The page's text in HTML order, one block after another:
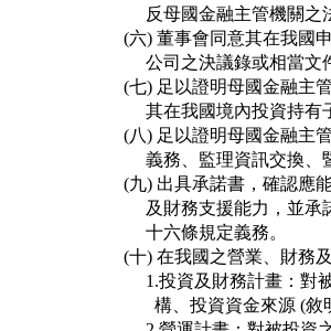
反母國金融主管機關
(六) 董事會同意其在我國
公司之決議錄或相當
(七) 足以證明母國金融主
其在我國境內投資持
(八) 足以證明母國金融主
義務、監理資訊交換
(九) 出具承諾書，確認應
及財務支援能力，並
      十六條規定義務。
(十) 在我國之營業、財務
1.投資及財務計畫：
構、投資資金來源